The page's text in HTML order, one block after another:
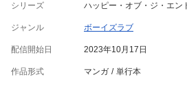
シリーズ ハッピー・オブ・ジ・エン
ジャンル ボーイズラブ
配信開始日 2023年10月17日
作品形式 マンガ 単行本